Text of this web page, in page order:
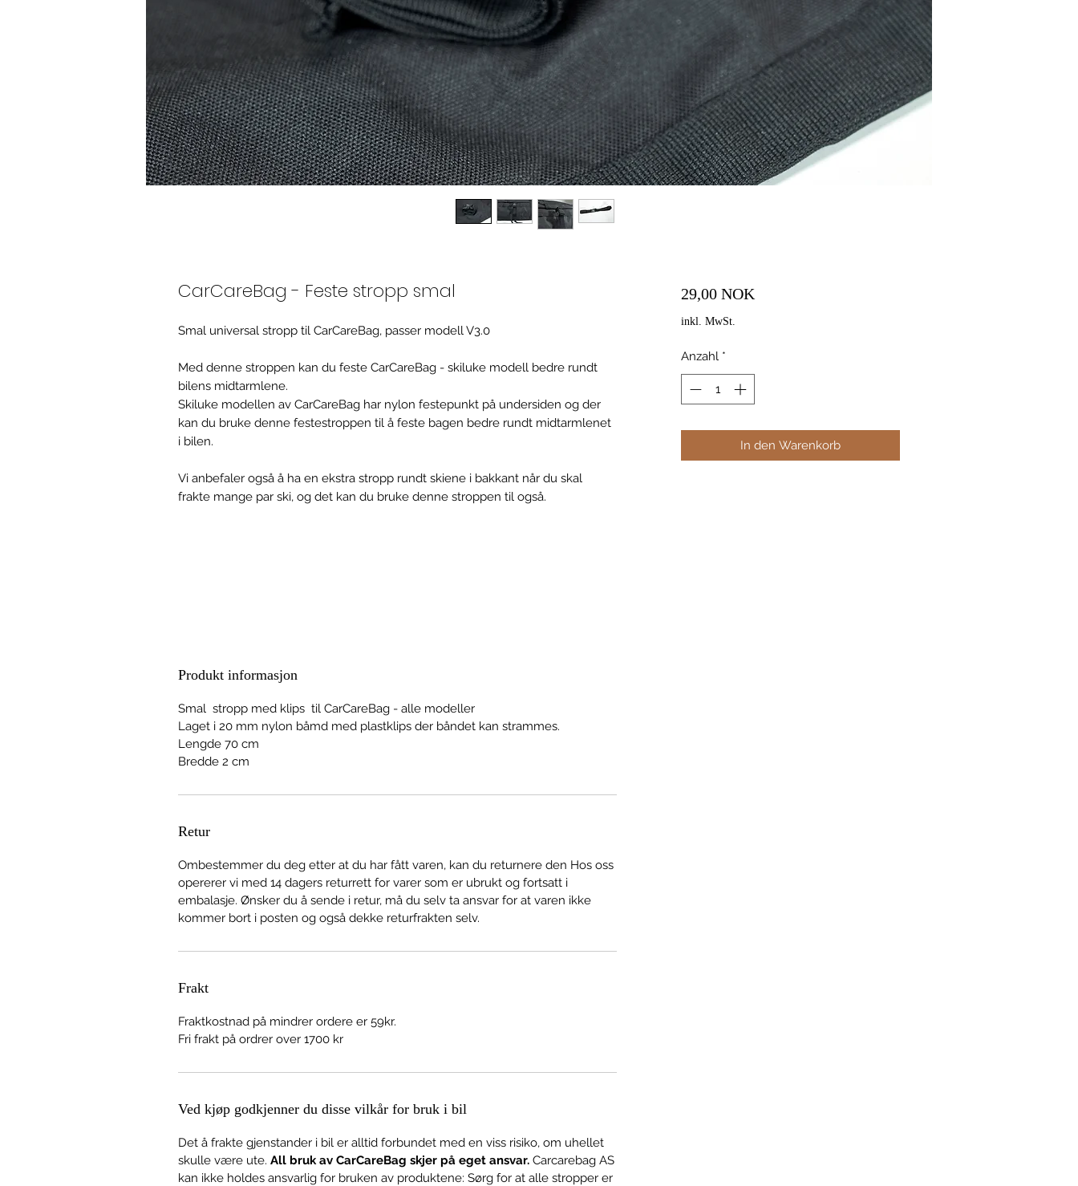
CarCareBag - Feste stropp smal
Smal universal stropp til CarCareBag, passer modell V3.0
Med denne stroppen kan du feste CarCareBag - skiluke modell bedre rundt
bilens midtarmlene.
Skiluke modellen av CarCareBag har nylon festepunkt på undersiden og der
kan du bruke denne festestroppen til å feste bagen bedre rundt midtarmlenet
i bilen.
Vi anbefaler også å ha en ekstra stropp rundt skiene i bakkant når du skal
frakte mange par ski, og det kan du bruke denne stroppen til også.
Produkt informasjon
Smal stropp med klips til CarCareBag - alle modeller
Laget i 20 mm nylon båmd med plastklips der båndet kan strammes.
Lengde 70 cm
Bredde 2 cm
Retur
Ombestemmer du deg etter at du har fått varen, kan du returnere den Hos oss
opererer vi med 14 dagers returrett for varer som er ubrukt og fortsatt i
embalasje. Ønsker du å sende i retur, må du selv ta ansvar for at varen ikke
kommer bort i posten og også dekke returfrakten selv.
Frakt
Fraktkostnad på mindrer ordere er 59kr.
Fri frakt på ordrer over 1700 kr
Ved kjøp godkjenner du disse vilkår for bruk i bil
Det å frakte gjenstander i bil er alltid forbundet med en viss risiko, om uhellet
skulle være ute. All bruk av CarCareBag skjer på eget ansvar. Carcarebag AS
kan ikke holdes ansvarlig for bruken av produktene: Sørg for at alle stropper er
29,00 NOKPreis
inkl. MwSt.
Anzahl *
In den Warenkorb